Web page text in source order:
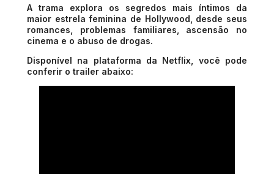
A trama explora os segredos mais íntimos da
maior estrela feminina de Hollywood, desde seus
romances, problemas familiares, ascensão no
cinema e o abuso de drogas.
Disponível na plataforma da Netflix, você pode
conferir o trailer abaixo: